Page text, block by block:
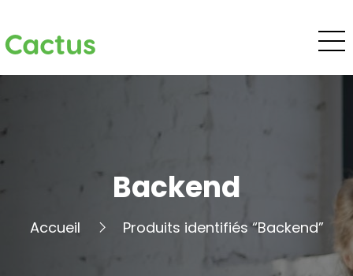
Cactus
Backend
Accueil Produits identifiés “Backend”